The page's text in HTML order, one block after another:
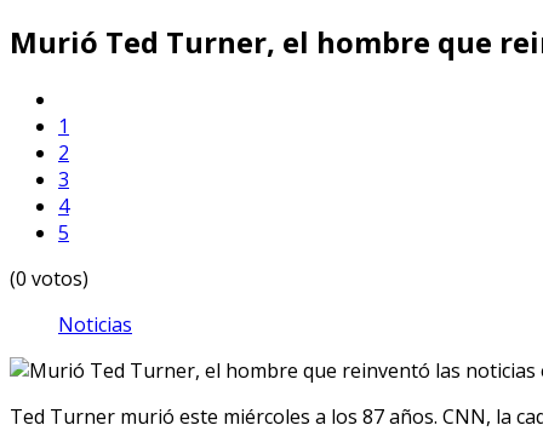
Murió Ted Turner, el hombre que
1
2
3
4
5
(0 votos)
Noticias
Ted Turner murió este miércoles a los 87 años. CNN, la